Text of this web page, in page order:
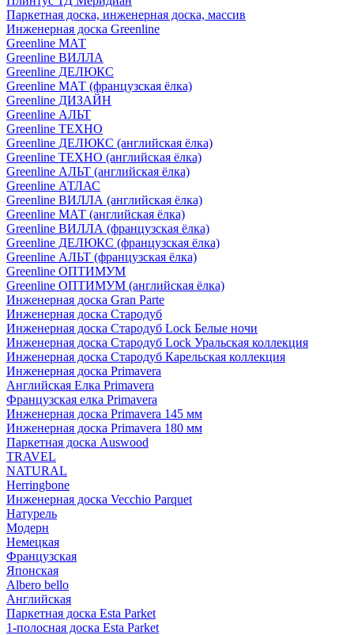
Паркетная доска, инженерная доска, массив
Инженерная доска Greenline
Greenline МАТ
Greenline ВИЛЛА
Greenline ДЕЛЮКС
Greenline МАТ (французская ёлка)
Greenline ДИЗАЙН
Greenline АЛЬТ
Greenline ТЕХНО
Greenline ДЕЛЮКС (английская ёлка)
Greenline ТЕХНО (английская ёлка)
Greenline АЛЬТ (английская ёлка)
Greenline АТЛАС
Greenline ВИЛЛА (английская ёлка)
Greenline МАТ (английская ёлка)
Greenline ВИЛЛА (французская ёлка)
Greenline ДЕЛЮКС (французская ёлка)
Greenline АЛЬТ (французская ёлка)
Greenline ОПТИМУМ
Greenline ОПТИМУМ (английская ёлка)
Инженерная доска Gran Parte
Инженерная доска Стародуб
Инженерная доска Стародуб Lock Белые ночи
Инженерная доска Стародуб Lock Уральская коллекция
Инженерная доска Стародуб Карельская коллекция
Инженерная доска Primavera
Английская Елка Primavera
Французская елка Primavera
Инженерная доска Primavera 145 мм
Инженерная доска Primavera 180 мм
Паркетная доска Auswood
TRAVEL
NATURAL
Herringbone
Инженерная доска Vecchio Parquet
Натурель
Модерн
Немецкая
Французская
Японская
Albero bello
Английская
Паркетная доска Esta Parket
1-полосная доска Esta Parket